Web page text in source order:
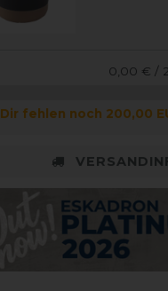
0,00 € /
Dir fehlen noch 200,00